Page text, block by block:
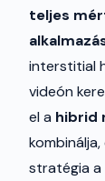
teljes
interstitial
videón
el a hibrid
stratégia a